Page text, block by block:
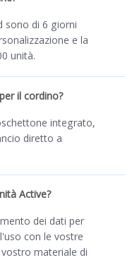
sono di 6 giorni
e la
unità.
il cordino?
integrato,
diretto a
Active?
dei dati per
con le vostre
materiale di